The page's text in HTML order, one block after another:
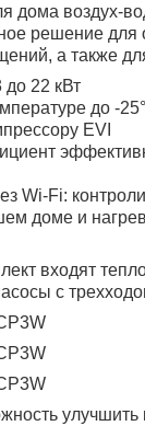
дома воздух-
решение для
а также
до 22 кВт
до -
EVI
Wi-Fi:
доме и
входят
с